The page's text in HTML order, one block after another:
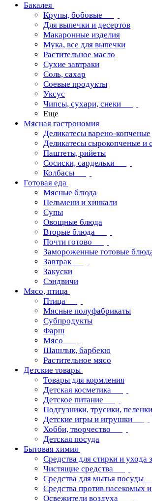
Бакалея
Крупы, бобовые
Для выпечки и десертов
Макаронные изделия
Мука, все для выпечки
Растительное масло
Сухие завтраки
Соль, сахар
Соевые продукты
Уксус
Чипсы, сухари, снеки
Еще
Мясная гастрономия
Деликатесы варено-копченые
Деликатесы сырокопченые и
Паштеты, рийеты
Сосиски, сардельки
Колбасы
Готовая еда
Мясные блюда
Пельмени и хинкали
Супы
Овощные блюда
Вторые блюда
Почти готово
Замороженные готовые
Завтрак
Закуски
Сэндвичи
Мясо, птица
Птица
Мясные полуфабрикаты
Субпродукты
Фарш
Мясо
Шашлык, барбекю
Растительное мясо
Детские товары
Товары для кормления
Детская косметика
Детское питание
Подгузники, трусики, пеленки
Детские игры и игрушки
Хобби, творчество
Детская посуда
Бытовая химия
Средства для стирки и ухода
Чистящие средства
Средства для мытья посуды
Средства против насекомых
Освежители воздуха